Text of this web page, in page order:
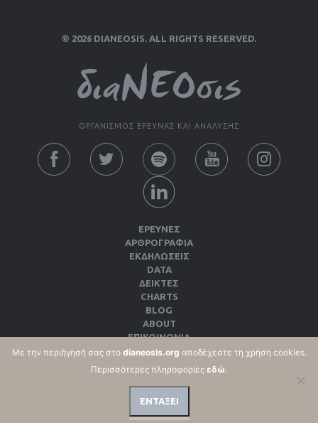
© 2026 DIANEOSIS. ALL RIGHTS RESERVED.
ΟΡΓΑΝΙΣΜΟΣ ΕΡΕΥΝΑΣ ΚΑΙ ΑΝΑΛΥΣΗΣ
ΕΡΕΥΝΕΣ
ΑΡΘΡΟΓΡΑΦΙΑ
ΕΚΔΗΛΏΣΕΙΣ
DATA
ΔΕΊΚΤΕΣ
CHARTS
BLOG
ABOUT
ΕΠΙΚΟΙΝΩΝΙΑ
ΕΚΔΌΣΕΙΣ
ΌΡΟΙ ΧΡΉΣΗΣ & ΠΟΛΙΤΙΚΉ ΑΠΟΡΡΉΤΟΥ
ΠΟΛΙΤΙΚΉ COOKIES
Με την περιήγησή σας στο dianeosis.org αποδέχεστε τη χρήση cookies.
Περισσότερες πληροφορίες εδώ.
ΕΝΤΑΞΕΙ